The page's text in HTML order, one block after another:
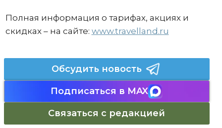
Полная информация о тарифах, акциях и
скидках – на сайте: www.travelland.ru
Обсудить новость
Подписаться в MAX
Связаться с редакцией